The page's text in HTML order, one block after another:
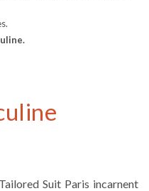
Suit Paris incarnent